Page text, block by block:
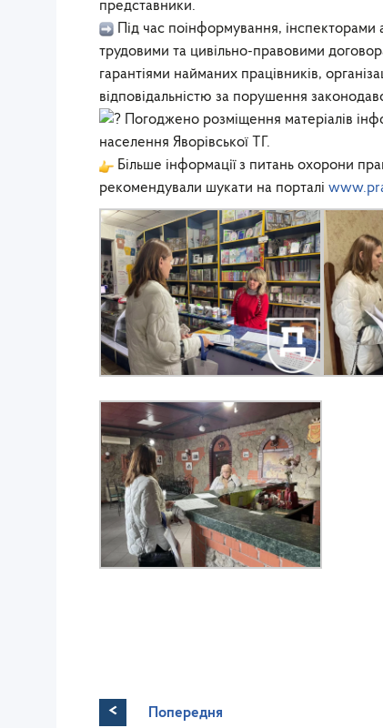
представники.
Під час поінформування, інспекторами
трудовими та цивільно-правовими
гарантіями найманих працівників,
відповідальністю за порушення
Погоджено розміщення матеріалів
населення Яворівської ТГ.
Більше інформації з питань охорони
рекомендували шукати на порталі
<
Попередня